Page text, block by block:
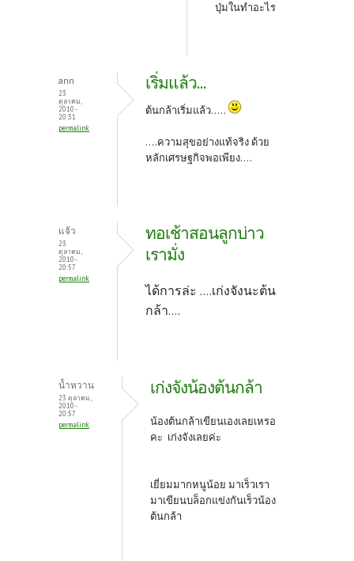
ปุ่มในทำอะไร
ann
23
ตุลาคม,
2010 -
20:31
permalink
เริ่มแล้ว...
ต้นกล้าเริ่มแล้ว.....
....ความสุขอย่างแท้จริง ด้วย
หลักเศรษฐกิจพอเพียง....
แจ้ว
23
ตุลาคม,
2010 -
20:57
permalink
ทอเช้าสอนลูกบ่าว
เรามั่ง
ได้การล่ะ ....เก่งจังนะต้น
กล้า....
น้ำหวาน
23 ตุลาคม,
2010 -
20:57
permalink
เก่งจังน้องต้นกล้า
น้องต้นกล้าเขียนเองเลยเหรอ
คะ เก่งจังเลยค่ะ
เยี่ยมมากหนูน้อย มาเร็วเรา
มาเขียนบล็อกแข่งกันเร็วน้อง
ต้นกล้า